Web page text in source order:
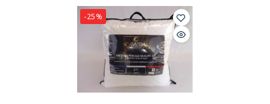
tapissier décorateur.
Garnissage 100%
plumes de canard et
enveloppe 100% coton
tissée dans les Vosges.
Diamètre de 22 cm.
tapissier décorateur.
Taille 60x60 cm. Nous
utilisons un coton qui
est tissé dans les
Vosges. Les plumes
proviennent des
-25%